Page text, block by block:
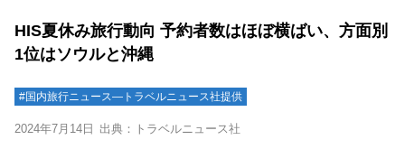
HIS夏休み旅行動向 予約者数はほぼ横ばい、方面別
1位はソウルと沖縄
#国内旅行ニュース―トラベルニュース社提供
2024年7月14日 出典：トラベルニュース社